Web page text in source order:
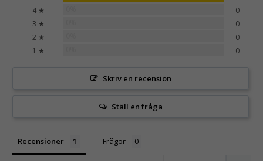
4 ★
0
3 ★
0
2 ★
0
1 ★
0
Skriv en recension
Ställ en fråga
Recensioner Frågor